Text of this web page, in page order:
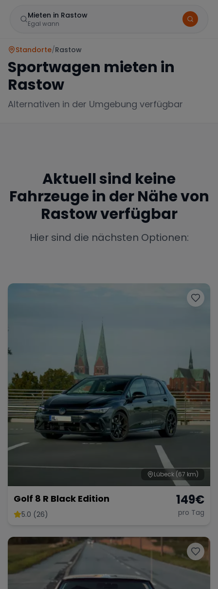
Mieten in Rastow
Egal wann
Mercedes BMW Audi
Chevrolet
Bentley Rolls Royce Aston Martin
Bugatti Lotus Maserati
Standorte/Rastow
Sportwagen mieten in
Rastow
Alternativen in der Umgebung verfügbar
Aktuell sind keine
Fahrzeuge in der Nähe von
Rastowverfügbar
Hier sind die nächsten Optionen:
Lübeck (67 km)
Golf 8 R Black Edition
5.0 (26)
149€
pro Tag